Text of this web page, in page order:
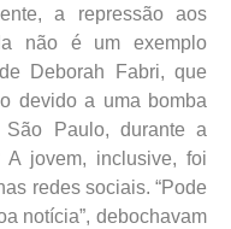
a repressão aos
não é um exemplo
Deborah Fabri, que
devido a uma bomba
Paulo, durante a
A jovem, inclusive, foi
redes sociais. “Pode
notícia”, debochavam